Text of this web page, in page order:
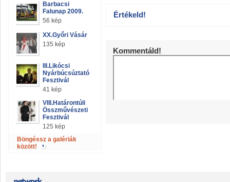
Barbacsi
Falunap 2009.
56 kép
XX.Győri Vásár
135 kép
III.Likócsi
Nyárbúcsúztató
Fesztivál
41 kép
VIII.Határontúli
Összművészeti
Fesztivál
125 kép
Böngéssz a galériák
között!
Értékeld!
Kommentáld!